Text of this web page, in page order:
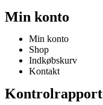
Min konto
Min konto
Shop
Indkøbskurv
Kontakt
Kontrolrapport